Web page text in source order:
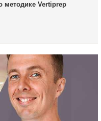
методике Vertiprep